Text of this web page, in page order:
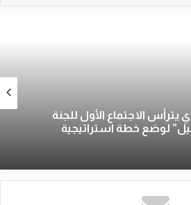
يترأس الاجتماع الأول للجنة
لوضع خطة استراتيجية